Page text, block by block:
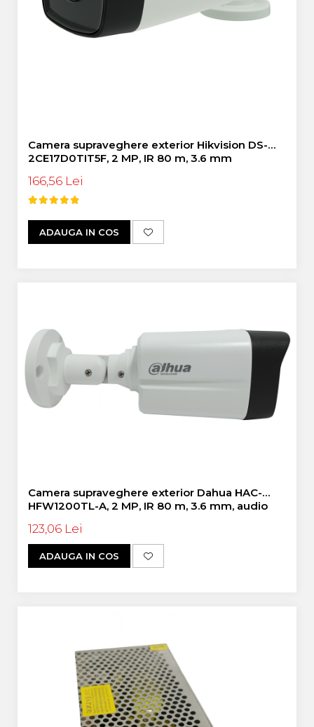
Automatizari porti culisante
Accesorii pentru automatizari porti
Statii De Incarcare Mașini
Statii de incarcare AC
Cabluri și accesorii
Camera supraveghere exterior Hikvision DS-
2CE17D0TIT5F, 2 MP, IR 80 m, 3.6 mm
166,56 Lei
ADAUGA IN COS
Camera supraveghere exterior Dahua HAC-
HFW1200TL-A, 2 MP, IR 80 m, 3.6 mm, audio
123,06 Lei
ADAUGA IN COS